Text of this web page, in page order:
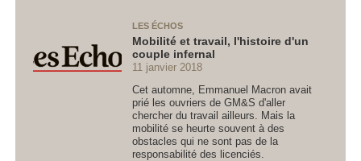
LES ÉCHOS
Mobilité et travail, l'histoire d'un
couple infernal
11 janvier 2018
Cet automne, Emmanuel Macron avait
prié les ouvriers de GM&S d'aller
chercher du travail ailleurs. Mais la
mobilité se heurte souvent à des
obstacles qui ne sont pas de la
responsabilité des licenciés.